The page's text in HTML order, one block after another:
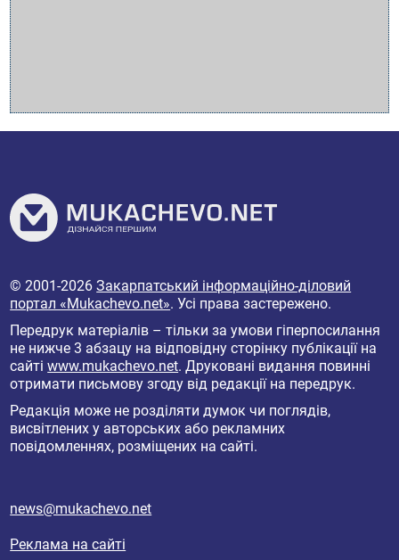
© 2001-2026Закарпатський інформаційно-діловий
портал «Mukachevo.net». Усі права застережено.
Передрук матеріалів – тільки за умови гіперпосилання
не нижче 3 абзацу на відповідну сторінку публікації на
сайтіwww.mukachevo.net. Друковані видання повинні
отримати письмову згоду від редакції на передрук.
Редакція може не розділяти думок чи поглядів,
висвітлених у авторських або рекламних
повідомленнях, розміщених на сайті.
news@mukachevo.net
Реклама на сайті